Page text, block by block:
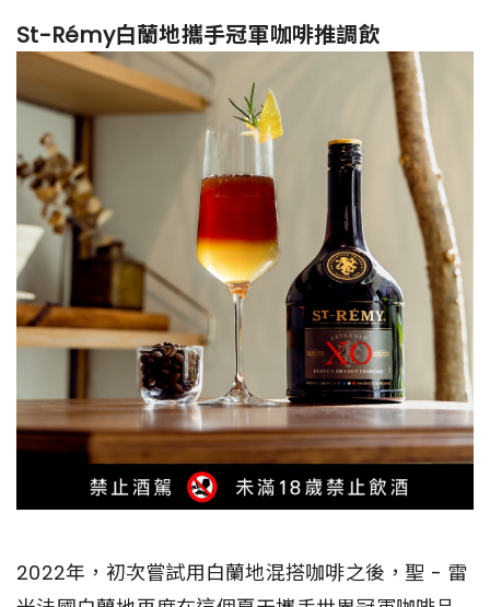
St-Rémy白蘭地攜手冠軍咖啡推調飲
2022年，初次嘗試用白蘭地混搭咖啡之後，聖 - 雷